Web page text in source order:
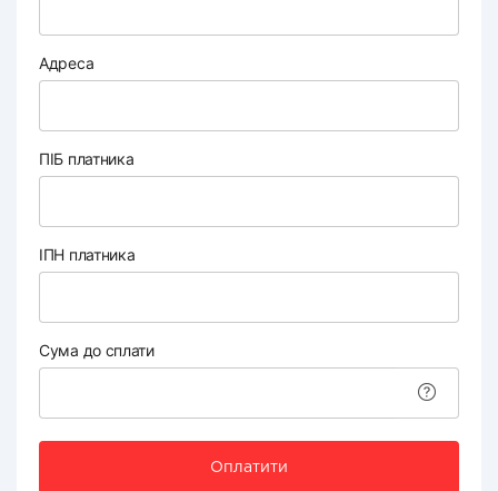
Адреса
ПІБ платника
ІПН платника
Сума до сплати
Оплатити